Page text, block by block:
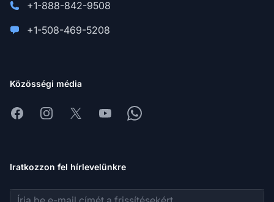
+1-888-842-9508
+1-508-469-5208
Közösségi média
FacebookInstagram
X YoutubeWhatsapp
Iratkozzon fel hírlevelünkre
E-mail cím